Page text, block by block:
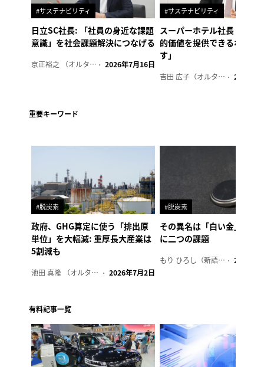
#サステナビリティ
日立SC社長: 「社員の身近な課題
意識」を社会課題解決につなげる
京正裕之 （オルタナ副編集長） 2026年7月16日
#サステナビリティ
スーパーホテル社長「地域
的価値を提供できるホテル
す」
吉田 広子（オルタナ輪番編集長） 2026年6
重要キーワード
#脱炭素
政府、GHG算定に使う「排出原
単位」を大幅減: 重厚長大産業は
5割減も
池田 真隆 （オルタナ輪番編集長） 2026年7月2日
#脱炭素
その異名は「白い金」、リ
に二つの課題
もり ひろし（新語ウォッチャー） 2023年7
有料記事一覧